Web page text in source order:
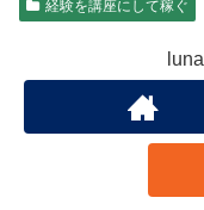
経験を講座にして稼ぐ